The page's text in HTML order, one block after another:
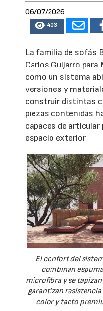
06/07/2026
403
La familia de sofás
Carlos Guijarro para
como un sistema
versiones y
construir distintas
piezas contenidas
capaces de
espacio exterior.
El confort del
combinan
microfibra y se
garantizan
color y tacto